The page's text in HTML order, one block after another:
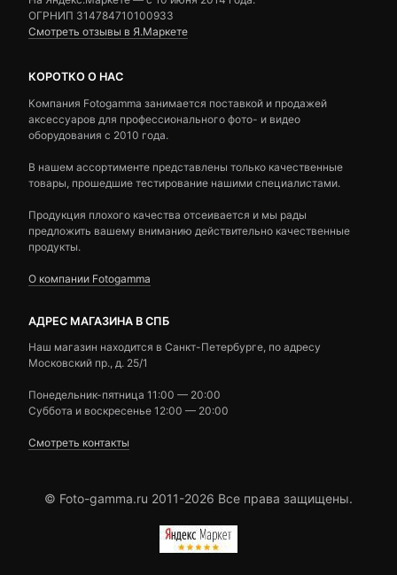
ОГРНИП 314784710100933
Смотреть отзывы в Я.Маркете
КОРОТКО О НАС
Компания Fotogamma занимается поставкой и продажей
аксессуаров для профессионального фото- и видео
оборудования с 2010 года.
В нашем ассортименте представлены только качественные
товары, прошедшие тестирование нашими специалистами.
Продукция плохого качества отсеивается и мы рады
предложить вашему вниманию действительно качественные
продукты.
О компании Fotogamma
АДРЕС МАГАЗИНА В СПБ
Наш магазин находится в Санкт-Петербурге, по адресу
Московский пр., д. 25/1
Понедельник-пятница 11:00 — 20:00
Суббота и воскресенье 12:00 — 20:00
Смотреть контакты
© Foto-gamma.ru 2011-2026 Все права защищены.